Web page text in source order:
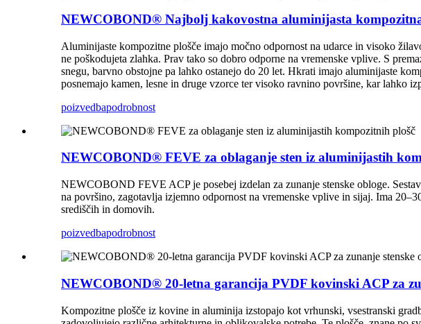
NEWCOBOND® Najbolj kakovostna aluminijasta
Aluminijaste kompozitne plošče imajo močno odpornost na udarce in visoko
ne poškodujeta zlahka. Prav tako so dobro odporne na vremenske vplive. S
snegu, barvno obstojne pa lahko ostanejo do 20 let. Hkrati imajo aluminijaste
posnemajo kamen, lesne in druge vzorce ter visoko ravnino površine, kar lahko
poizvedbapodrobnost
NEWCOBOND® FEVE za oblaganje sten iz aluminijastih
NEWCOBOND FEVE ACP je posebej izdelan za zunanje stenske obloge.
na površino, zagotavlja izjemno odpornost na vremenske vplive in sijaj. Ima
središčih in domovih.
poizvedbapodrobnost
NEWCOBOND® 20-letna garancija PVDF kovinski ACP za
Kompozitne plošče iz kovine in aluminija izstopajo kot vrhunski, vsestranski